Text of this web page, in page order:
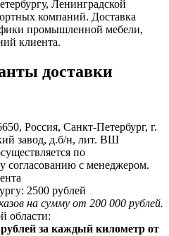
Ленинградской
компаний. Доставка
промышленной мебели,
клиента.
доставки
Россия, Санкт-Петербург, г.
завод, д.б/н, лит. ВШ
по
согласованию с менеджером.
2500 рублей
на сумму от 200 000 рублей.
области:
за каждый километр от